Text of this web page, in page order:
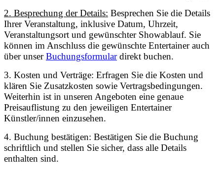
2. Besprechung der Details: Besprechen Sie die Details
Ihrer Veranstaltung, inklusive Datum, Uhrzeit,
Veranstaltungsort und gewünschter Showablauf. Sie
können im Anschluss die gewünschte Entertainer auch
über unserBuchungsformulardirekt buchen.
3. Kosten und Verträge: Erfragen Sie die Kosten und
klären Sie Zusatzkosten sowie Vertragsbedingungen.
Weiterhin ist in unseren Angeboten eine genaue
Preisauflistung zu den jeweiligen Entertainer
Künstler/innen einzusehen.
4. Buchung bestätigen: Bestätigen Sie die Buchung
schriftlich und stellen Sie sicher, dass alle Details
enthalten sind.